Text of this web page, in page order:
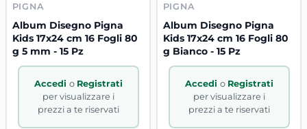
PIGNA
Album Disegno Pigna
Kids 17x24 cm 16 Fogli 80
g 5 mm - 15 Pz
Accedi o Registrati
per visualizzare i
prezzi a te riservati
PIGNA
Album Disegno Pigna
Kids 17x24 cm 16 Fogli 80
g Bianco - 15 Pz
Accedi o Registrati
per visualizzare i
prezzi a te riservati